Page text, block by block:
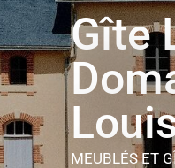
Gîte
MEUBLÉS ET